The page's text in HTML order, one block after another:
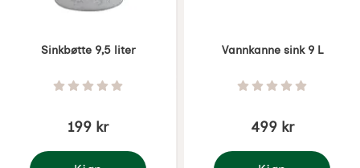
Sinkbøtte 9,5 liter
Varenummer 1718Vurdering: 0 Stjerne av 5
199 kr
Vannkanne sink 9 L
Varenummer 1719Vurdering: 0
499 kr